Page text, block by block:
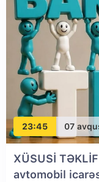
23:45 07
XÜSUSİ
avtomobil